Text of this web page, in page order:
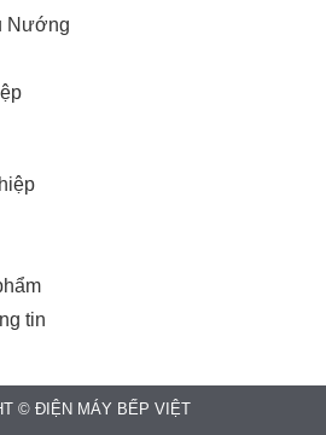
Nướng
tin
© ĐIỆN MÁY BẾP VIỆT